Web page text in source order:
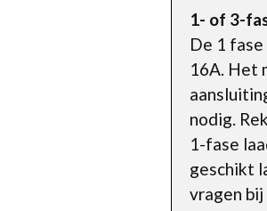
1- of 3-
De 1
16A. Het
nodig.
1-fase
geschikt
vragen